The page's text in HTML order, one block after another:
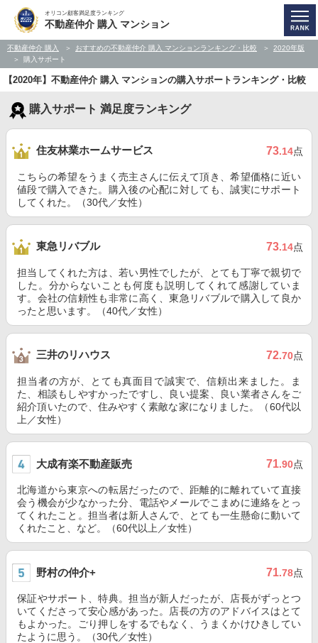
オリコン顧客満足度ランキング
不動産仲介 購入 マンション
不動産仲介 購入 おすすめの不動産仲介 購入 マンションランキング・比較
2020年版
購入サポート
【2020年】不動産仲介 購入 マンションの購入サポートランキング・比較
購入サポート 満足度ランキング
住友林業ホームサービス 73.14点
こちらの希望をうまく売主さんに伝えて頂き、希望価格に近い
値段で購入できた。購入後の心配に対しても、誠実にサポート
してくれた。（30代／女性）
東急リバブル 73.14点
担当してくれた方は、若い男性でしたが、とても丁寧で親切で
した。分からないことも何度も説明してくれて感謝していま
す。会社の信頼性も非常に高く、東急リバブルで購入して良か
ったと思います。（40代／女性）
三井のリハウス 72.70点
担当者の方が、とても真面目で誠実で、信頼出来ました。ま
た、相談もしやすかったですし、良い提案、良い業者さんをご
紹介頂いたので、住みやすく素敵な家になりました。（60代以
上／女性）
大成有楽不動産販売 71.90点
北海道から東京への転居だったので、距離的に離れていて直接
会う機会が少なかった分、電話やメールでこまめに連絡をとっ
てくれたこと。担当者は新人さんで、とても一生懸命に動いて
くれたこと、など。（60代以上／女性）
野村の仲介+ 71.78点
保証やサポート、特典。担当が新人だったが、店長がずっとつ
いてくださって安心感があった。店長の方のアドバイスはとて
もよかった。ごり押しをするでもなく、うまくかけひきしてい
たように思う。（30代／女性）